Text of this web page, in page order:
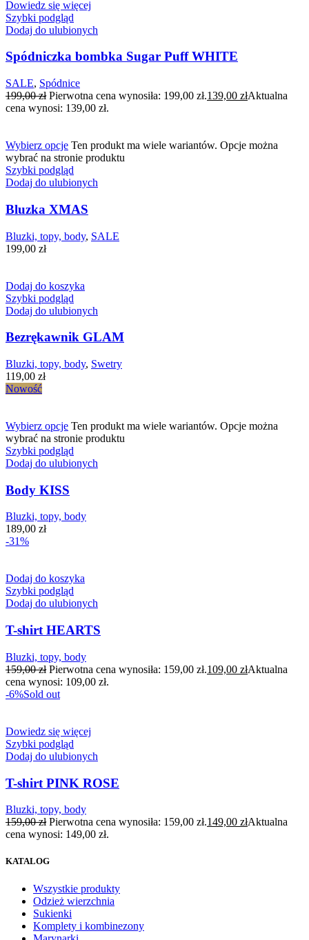
Dowiedz się więcej
Szybki podgląd
Dodaj do ulubionych
Spódniczka bombka Sugar Puff WHITE
SALE, Spódnice
199,00zł Pierwotna cena wynosiła: 199,00 zł.139,00 złAktualna
cena wynosi: 139,00 zł.
Wybierz opcje Ten produkt ma wiele wariantów. Opcje można
wybrać na stronie produktu
Szybki podgląd
Dodaj do ulubionych
Bluzka XMAS
Bluzki, topy, body, SALE
199,00 zł
Dodaj do koszyka
Szybki podgląd
Dodaj do ulubionych
Bezrękawnik GLAM
Bluzki, topy, body, Swetry
119,00 zł
Nowość
Wybierz opcje Ten produkt ma wiele wariantów. Opcje można
wybrać na stronie produktu
Szybki podgląd
Dodaj do ulubionych
Body KISS
Bluzki, topy, body
189,00 zł
-31%
Dodaj do koszyka
Szybki podgląd
Dodaj do ulubionych
T-shirt HEARTS
Bluzki, topy, body
159,00zł Pierwotna cena wynosiła: 159,00 zł.109,00 złAktualna
cena wynosi: 109,00 zł.
-6%Sold out
Dowiedz się więcej
Szybki podgląd
Dodaj do ulubionych
T-shirt PINK ROSE
Bluzki, topy, body
159,00zł Pierwotna cena wynosiła: 159,00 zł.149,00 złAktualna
cena wynosi: 149,00 zł.
KATALOG
Wszystkie produkty
Odzież wierzchnia
Sukienki
Komplety i kombinezony